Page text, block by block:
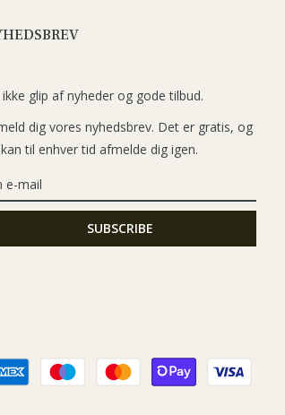
ikke glip af nyheder og gode tilbud.
dig vores nyhedsbrev. Det er gratis, og
til enhver tid afmelde dig igen.